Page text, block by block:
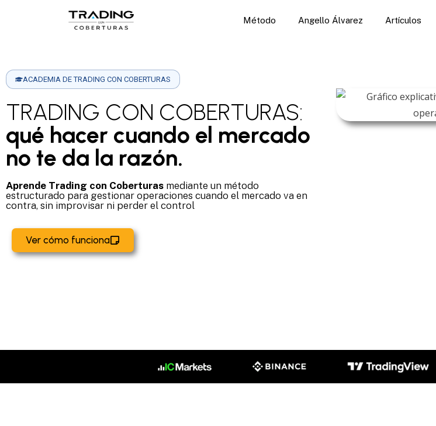
Método Angello Álvarez Artículos
ACADEMIA DE TRADING CON COBERTURAS
TRADING CON COBERTURAS:
qué hacer cuando el mercado
no te da la razón.
Aprende Trading con Coberturas mediante un método
estructurado para gestionar operaciones cuando el mercado va en
contra, sin improvisar ni perder el control
Ver cómo funciona